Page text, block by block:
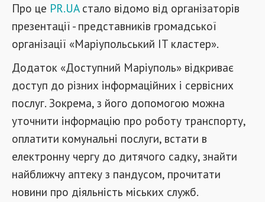
Про це PR.UAстало відомо від організаторів
презентації - представників громадської
організації «Маріупольський IT кластер».
Додаток «Доступний Маріуполь» відкриває
доступ до різних інформаційних і сервісних
послуг. Зокрема, з його допомогою можна
уточнити інформацію про роботу транспорту,
оплатити комунальні послуги, встати в
електронну чергу до дитячого садку, знайти
найближчу аптеку з пандусом, прочитати
новини про діяльність міських служб.